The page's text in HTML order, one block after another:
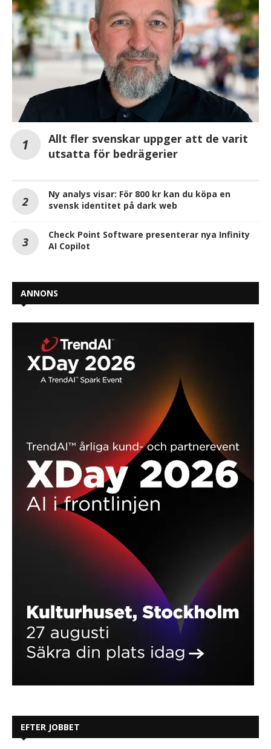
Allt fler svenskar uppger att de varit
utsatta för bedrägerier
Ny analys visar: För 800 kr kan du köpa en
svensk identitet på dark web
Check Point Software presenterar nya Infinity
AI Copilot
ANNONS
EFTER JOBBET